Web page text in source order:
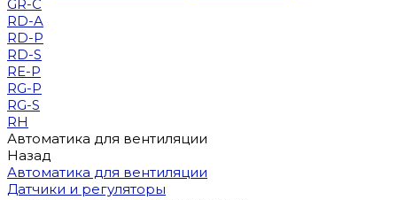
GR-C
RD-A
RD-P
RD-S
RE-P
RG-P
RG-S
RH
Автоматика для вентиляции
Назад
Автоматика для вентиляции
Датчики и регуляторы